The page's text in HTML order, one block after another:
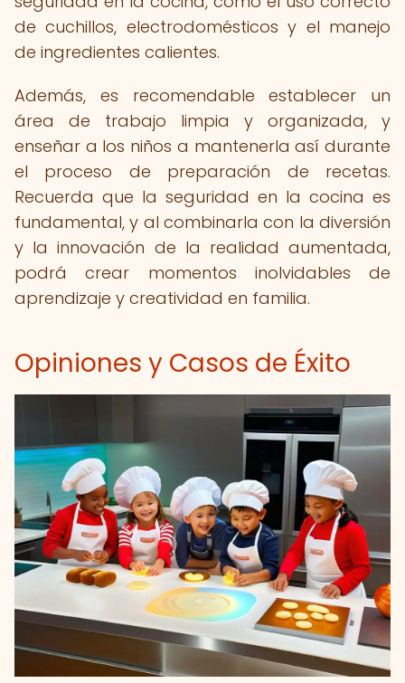
de cuchillos, electrodomésticos y el manejo
de ingredientes calientes.
Además, es recomendable establecer un
área de trabajo limpia y organizada, y
enseñar a los niños a mantenerla así durante
el proceso de preparación de recetas.
Recuerda que la seguridad en la cocina es
fundamental, y al combinarla con la diversión
y la innovación de la realidad aumentada,
podrá crear momentos inolvidables de
aprendizaje y creatividad en familia.
Opiniones y Casos de Éxito